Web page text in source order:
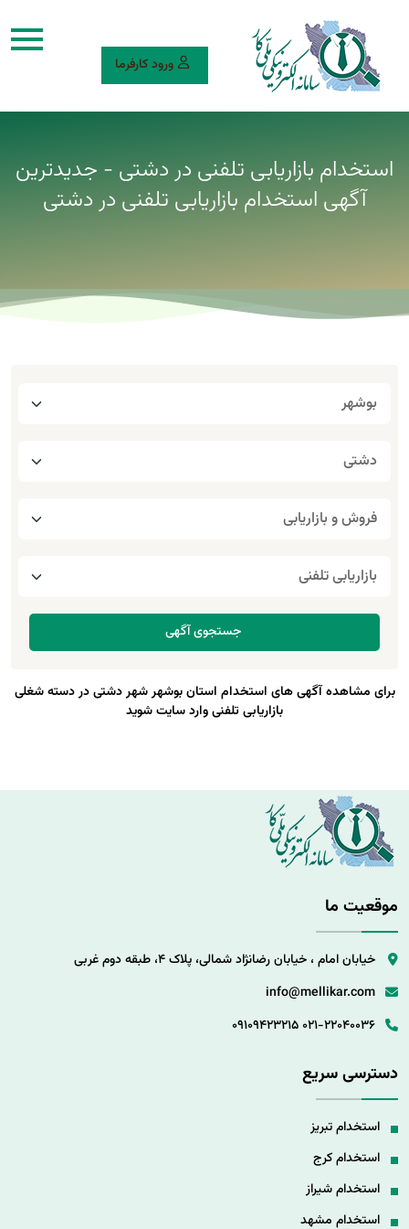
ورود کارفرما
استخدام بازاریابی تلفنی در دشتی - جدیدترین
آگهی استخدام بازاریابی تلفنی در دشتی
برای مشاهده آگهی های استخدام استان بوشهر شهر دشتی در دسته شغلی
بازاریابی تلفنی وارد سایت شوید
موقعیت ما
خیابان امام ، خیابان رضانژاد شمالی، پلاک 4، طبقه دوم غربی
info@mellikar.com
021-22040036
09109423215
دسترسی سریع
استخدام تبریز
استخدام کرج
استخدام شیراز
استخدام مشهد